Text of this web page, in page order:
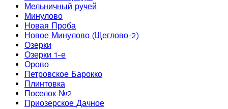
Мельничный ручей
Минулово
Новая Проба
Новое Минулово (Щеглово-2)
Озерки
Озерки 1-е
Орово
Петровское Барокко
Плинтовка
Поселок №2
Приозерское Дачное